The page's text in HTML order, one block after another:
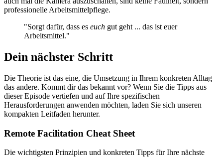
professionelle Arbeitsmittelpflege.
"Sorgt dafür, dass es euch gut geht ... das ist euer
Arbeitsmittel."
Dein nächster Schritt
Die Theorie ist das eine, die Umsetzung in Ihrem konkreten Alltag
das andere. Kommt dir das bekannt vor? Wenn Sie die Tipps aus
dieser Episode vertiefen und auf Ihre spezifischen
Herausforderungen anwenden möchten, laden Sie sich unseren
kompakten Leitfaden herunter.
Remote Facilitation Cheat Sheet
Die wichtigsten Prinzipien und konkreten Tipps für Ihre nächste